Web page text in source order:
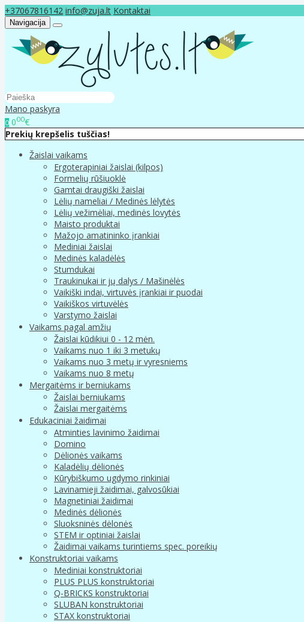
+37067816142 info@zuja.lt Kontaktai
Navigacija
Mano paskyra
0 000€
Prekių krepšelis tuščias!
Žaislai vaikams
Ergoterapiniai žaislai (kilpos)
Formelių rūšiuoklė
Gamtai draugiški žaislai
Lėlių nameliai / Medinės lėlytės
Lėlių vežimėliai, medinės lovytės
Maisto produktai
Mažojo amatininko įrankiai
Mediniai žaislai
Medinės kaladėlės
Stumdukai
Traukinukai ir jų dalys / Mašinėlės
Vaikiški indai, virtuvės įrankiai ir puodai
Vaikiškos virtuvėlės
Varstymo žaislai
Vaikams pagal amžių
Žaislai kūdikiui 0 - 12 mėn.
Vaikams nuo 1 iki 3 metukų
Vaikams nuo 3 metų ir vyresniems
Vaikams nuo 8 metų
Mergaitėms ir berniukams
Žaislai berniukams
Žaislai mergaitėms
Edukaciniai žaidimai
Atminties lavinimo žaidimai
Domino
Dėlionės vaikams
Kaladėlių dėlionės
Kūrybiškumo ugdymo rinkiniai
Lavinamieji žaidimai, galvosūkiai
Magnetiniai žaidimai
Medinės dėlionės
Sluoksninės dėlonės
STEM ir optiniai žaislai
Žaidimai vaikams turintiems spec. poreikių
Konstruktoriai vaikams
Mediniai konstruktoriai
PLUS PLUS konstruktoriai
Q-BRICKS konstruktoriai
SLUBAN konstruktoriai
STAX konstruktoriai